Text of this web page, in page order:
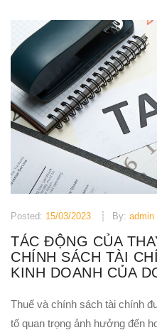
Posted: 15/03/2023 By: admin
TÁC ĐỘNG CỦA
CHÍNH SÁCH TÀI
KINH DOANH CỦA
Thuế và chính sách tài chính
tố quan trọng ảnh hưởng đến